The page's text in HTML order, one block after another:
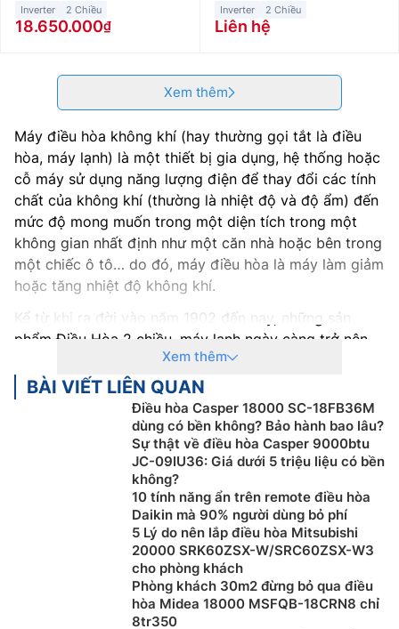
Inverter 2 Chiều
18.650.000
Inverter 2 Chiều
Liên hệ
Xem thêm
Máy điều hòa không khí (hay thường gọi tắt là điều
hòa, máy lạnh) là một thiết bị gia dụng, hệ thống hoặc
cỗ máy sử dụng năng lượng điện để thay đổi các tính
chất của không khí (thường là nhiệt độ và độ ẩm) đến
mức độ mong muốn trong một diện tích trong một
không gian nhất định như một căn nhà hoặc bên trong
một chiếc ô tô… do đó, máy điều hòa là máy làm giảm
hoặc tăng nhiệt độ không khí.
Kể từ khi ra đời vào năm 1902 đến nay, những sản
phẩm Điều Hòa 2 chiều, máy lạnh ngày càng trở nên
nhỏ gọn, có hiệu suất hoạt động cao hơn, nhiều tính
năng, chế độ thông minh cũng như thân thiện với môi
trường hơn. Ngày nay, điều hòa, máy lạnh được sử
dụng trong nhiều lĩnh vực khác nhau, không chỉ trong
đời sống thường ngày mà còn trong sản xuất, y tế,
kiến trúc, xây dựng, thương mại, giải trí…
Xem thêm
BÀI VIẾT LIÊN QUAN
Điều hòa Casper 18000 SC-18FB36M
dùng có bền không? Bảo hành bao lâu?
Sự thật về điều hòa Casper 9000btu
JC-09IU36: Giá dưới 5 triệu liệu có bền
không?
10 tính năng ẩn trên remote điều hòa
Daikin mà 90% người dùng bỏ phí
5 Lý do nên lắp điều hòa Mitsubishi
20000 SRK60ZSX-W/SRC60ZSX-W3
cho phòng khách
Phòng khách 30m2 đừng bỏ qua điều
hòa Midea 18000 MSFQB-18CRN8 chỉ
8tr350